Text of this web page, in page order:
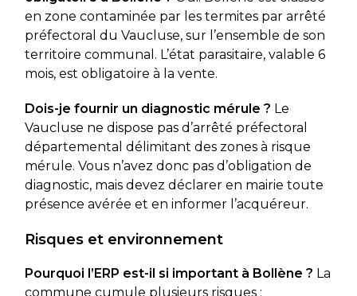
en zone contaminée par les termites par arrêté
préfectoral du Vaucluse, sur l’ensemble de son
territoire communal. L’état parasitaire, valable 6
mois, est obligatoire à la vente.
Dois-je fournir un diagnostic mérule ? Le
Vaucluse ne dispose pas d’arrêté préfectoral
départemental délimitant des zones à risque
mérule. Vous n’avez donc pas d’obligation de
diagnostic, mais devez déclarer en mairie toute
présence avérée et en informer l’acquéreur.
Risques et environnement
Pourquoi l’ERP est-il si important à Bollène ? La
commune cumule plusieurs risques :